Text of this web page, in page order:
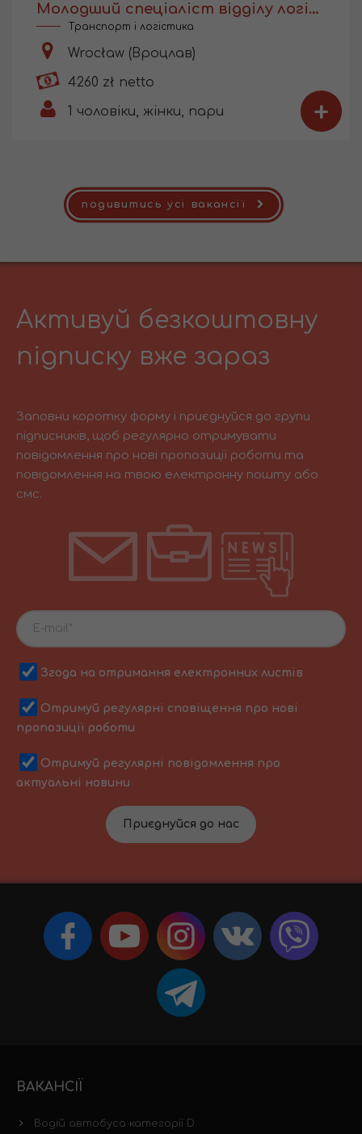
Молодший спеціаліст відділу логістики
Транспорт і логістика
Wrocław (Вроцлав)
4260 zł netto
1 чоловіки, жінки, пари +
подивитись усі вакансії
Активуй безкоштовну
підписку вже зараз
Заповни коротку форму і приєднуйся до групи
підписників, щоб регулярно отримувати
повідомлення про нові пропозиції роботи та
повідомлення на твою електронну пошту або
смс.
Згода на отримання електронних листів
Отримуй регулярні сповіщення про нові
пропозиції роботи
Отримуй регулярні повідомлення про
актуальні новини
Приєднуйся до нас
ВАКАНСІЇ
Водій автобуса категорії D